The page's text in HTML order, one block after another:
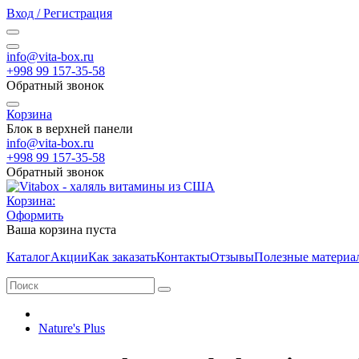
Вход / Регистрация
info@vita-box.ru
+998 99 157-35-58
Обратный звонок
Корзина
Блок в верхней панели
info@vita-box.ru
+998 99 157-35-58
Обратный звонок
Корзина:
Оформить
Ваша корзина пуста
КаталогАкцииКак заказатьКонтактыОтзывыПолезные
Nature's Plus